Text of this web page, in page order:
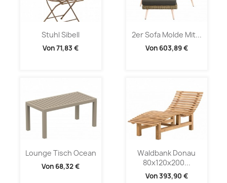
Stuhl Sibell
Von71,83 €
2er Sofa Molde Mit...
Von 603,89 €
Lounge Tisch Ocean
Von 68,32 €
Waldbank Donau
80x120x200...
Von393,90 €